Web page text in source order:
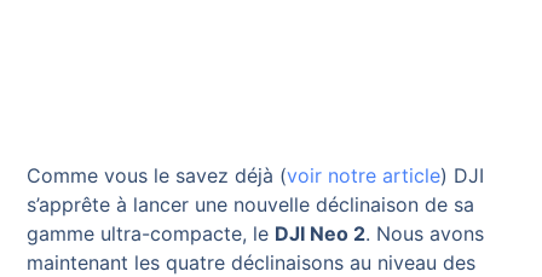
Comme vous le savez déjà (voir notre article) DJI
s’apprête à lancer une nouvelle déclinaison de sa
gamme ultra-compacte, le DJI Neo 2. Nous avons
maintenant les quatre déclinaisons au niveau des